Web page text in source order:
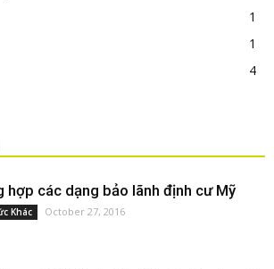
1
1
4
hợp các dạng bảo lãnh định cư Mỹ
Khác October 27, 2016